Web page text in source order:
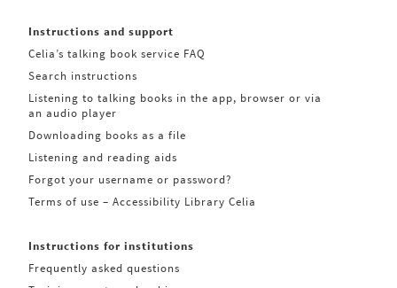
Instructions and support
Celia’s talking book service FAQ
Search instructions
Listening to talking books in the app, browser or via
an audio player
Downloading books as a file
Listening and reading aids
Forgot your username or password?
Terms of use – Accessibility Library Celia
Instructions for institutions
Frequently asked questions